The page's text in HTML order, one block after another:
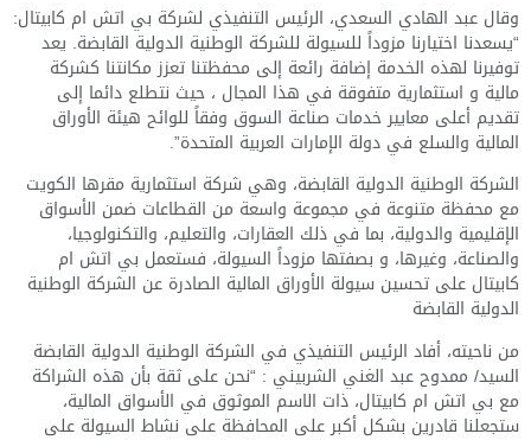
وقال عبد الهادي السعدي، الرئيس التنفيذي لشركة بي اتش ام كابيتال:
“يسعدنا اختيارنا مزوداً للسيولة للشركة الوطنية الدولية القابضة. يعد
توفيرنا لهذه الخدمة إضافة رائعة إلى محفظتنا تعزز مكانتنا كشركة
مالية و استثمارية متفوقة في هذا المجال ، حيث نتطلع دائما إلى
تقديم أعلى معايير خدمات صناعة السوق وفقاً للوائح هيئة الأوراق
المالية والسلع في دولة الإمارات العربية المتحدة”.
الشركة الوطنية الدولية القابضة، وهي شركة استثمارية مقرها الكويت
مع محفظة متنوعة في مجموعة واسعة من القطاعات ضمن الأسواق
الإقليمية والدولية، بما في ذلك العقارات، والتعليم، والتكنولوجيا،
والصناعة، وغيرها، و بصفتها مزوداً السيولة، فستعمل بي اتش ام
كابيتال على تحسين سيولة الأوراق المالية الصادرة عن الشركة الوطنية
الدولية القابضة
من ناحيته، أفاد الرئيس التنفيذي في الشركة الوطنية الدولية القابضة
السيد/ ممدوح عبد الغني الشربيني : “نحن على ثقة بأن هذه الشراكة
مع بي اتش ام كابيتال، ذات الاسم الموثوق في الأسواق المالية،
ستجعلنا قادرين بشكل أكبر على المحافظة على نشاط السيولة على